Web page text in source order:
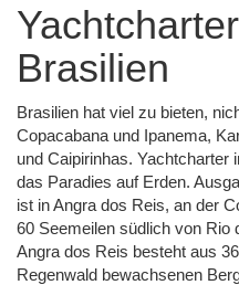
Brasilien
Brasilien hat viel zu bieten,
Copacabana und Ipanema,
und Caipirinhas. Yachtcharter
das Paradies auf Erden.
ist in Angra dos Reis, an der
60 Seemeilen südlich von Rio
Angra dos Reis besteht aus
Regenwald bewachsenen